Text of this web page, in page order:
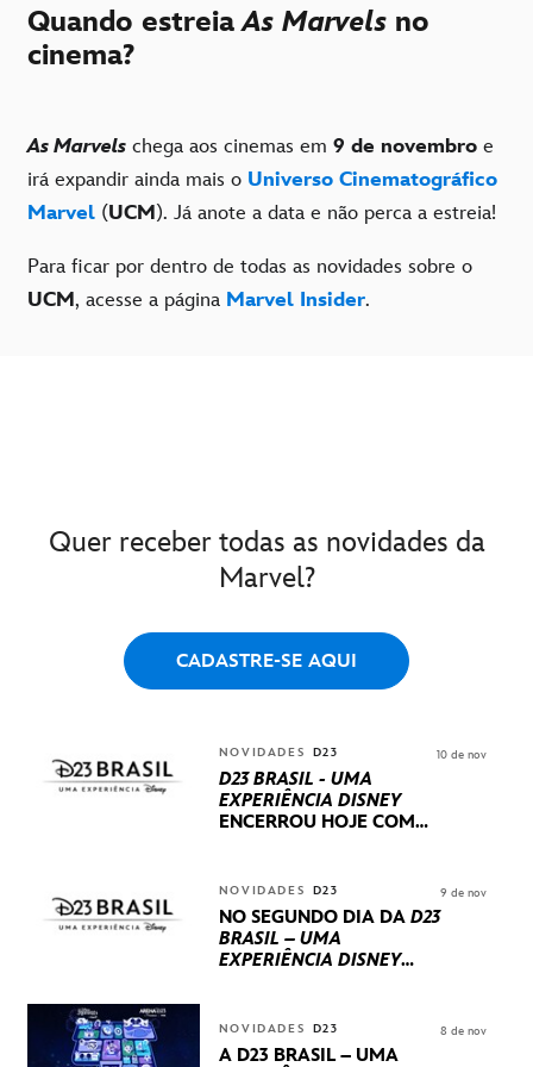
Quando estreiaAs Marvels no
cinema?
As Marvels chega aos cinemas em 9 de novembro e
irá expandir ainda mais o Universo Cinematográfico
Marvel (UCM). Já anote a data e não perca a estreia!
Para ficar por dentro de todas as novidades sobre o
UCM, acesse a página Marvel Insider.
Quer receber todas as novidades da
Marvel?
CADASTRE-SE AQUI
NOVIDADES D23
D23 BRASIL - UMA
EXPERIÊNCIA DISNEY
ENCERROU HOJE COM
INTERNACIONAIS E
PRODUÇÕES BRASILEIRAS
10 de nov
NOVIDADES D23
NO SEGUNDO DIA DA D23
BRASIL – UMA
EXPERIÊNCIA DISNEY
STUDIOS REVELARAM
PRÉVIAS E NOVIDADES
9 de nov
NOVIDADES D23
A D23 BRASIL – UMA
8 de nov